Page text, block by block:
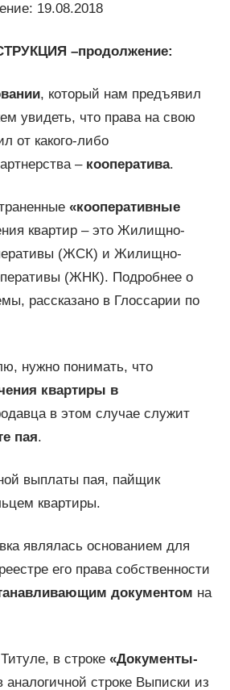
19.08.2018
–продолжение:
, который нам предъявил
увидеть, что права на свою
от какого-либо
– кооператива.
«кооперативные
квартир – это Жилищно-
(ЖСК) и Жилищно-
(ЖНК). Подробнее о
рассказано в Глоссарии по
нужно понимать, что
квартиры в
в этом случае служит
пая.
выплаты пая, пайщик
квартиры.
являлась основанием для
его права собственности
документом на
в строке «Документы-
строке Выписки из